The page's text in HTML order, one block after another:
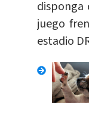
disponga
juego
estadio